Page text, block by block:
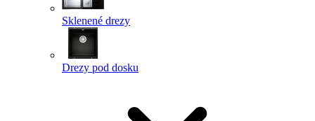
Sklenené drezy
Drezy pod dosku